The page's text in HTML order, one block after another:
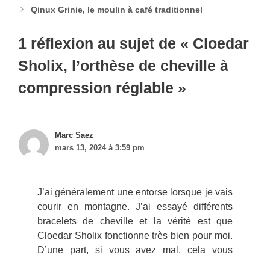
Qinux Grinie, le moulin à café traditionnel
1 réflexion au sujet de « Cloedar
Sholix, l’orthèse de cheville à
compression réglable »
Marc Saez
mars 13, 2024 à 3:59 pm
J’ai généralement une entorse lorsque je vais
courir en montagne. J’ai essayé différents
bracelets de cheville et la vérité est que
Cloedar Sholix fonctionne très bien pour moi.
D’une part, si vous avez mal, cela vous